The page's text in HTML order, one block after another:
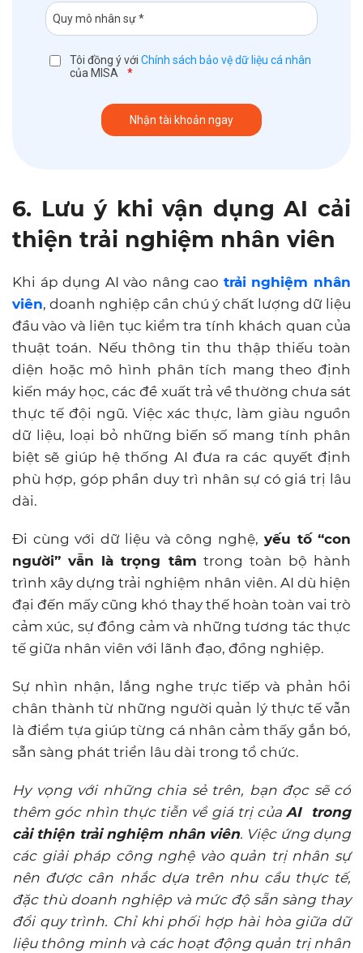
Tôi đồng ý với Chính sách bảo vệ dữ liệu cá nhân
của MISA
*
6. Lưu ý khi vận dụng AI cải
thiện trải nghiệm nhân viên
Khi áp dụng AI vào nâng cao trải nghiệm nhân
viên, doanh nghiệp cần chú ý chất lượng dữ liệu
đầu vào và liên tục kiểm tra tính khách quan của
thuật toán. Nếu thông tin thu thập thiếu toàn
diện hoặc mô hình phân tích mang theo định
kiến máy học, các đề xuất trả về thường chưa sát
thực tế đội ngũ. Việc xác thực, làm giàu nguồn
dữ liệu, loại bỏ những biến số mang tính phân
biệt sẽ giúp hệ thống AI đưa ra các quyết định
phù hợp, góp phần duy trì nhân sự có giá trị lâu
dài.
Đi cùng với dữ liệu và công nghệ, yếu tố “con
người” vẫn là trọng tâm trong toàn bộ hành
trình xây dựng trải nghiệm nhân viên. AI dù hiện
đại đến mấy cũng khó thay thế hoàn toàn vai trò
cảm xúc, sự đồng cảm và những tương tác thực
tế giữa nhân viên với lãnh đạo, đồng nghiệp.
Sự nhìn nhận, lắng nghe trực tiếp và phản hồi
chân thành từ những người quản lý thực tế vẫn
là điểm tựa giúp từng cá nhân cảm thấy gắn bó,
sẵn sàng phát triển lâu dài trong tổ chức.
Hy vọng với những chia sẻ trên, bạn đọc sẽ có
thêm góc nhìn thực tiễn về giá trị của AI trong
cải thiện trải nghiệm nhân viên. Việc ứng dụng
các giải pháp công nghệ vào quản trị nhân sự
nên được cân nhắc dựa trên nhu cầu thực tế,
đặc thù doanh nghiệp và mức độ sẵn sàng thay
đổi quy trình. Chỉ khi phối hợp hài hòa giữa dữ
liệu thông minh và các hoạt động quản trị nhân